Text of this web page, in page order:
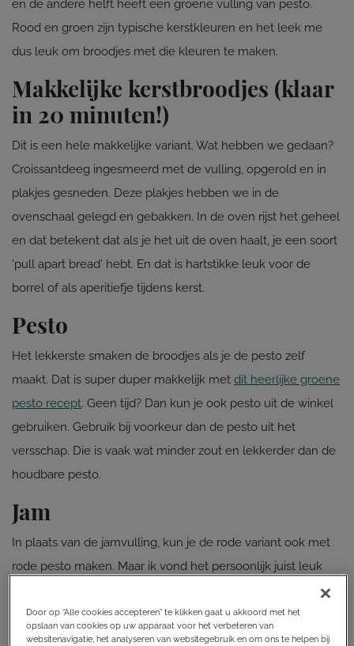
en de andere helft heeft een groene vulling van pesto.
Rood en groen zijn typische kerstkleuren en het leek me
dus leuk om broodjes met die kleuren te maken.
Makkelijke kerstbroodjes (klaar
in 20 minuten!)
Dit is een hele makkelijke variant. Wat hebben we gedaan?
Croissantdeeg ingesmeerd met de vulling, opgerold en in
plakjes gesneden. Deze plakjes hebben we in de
ovenschaal gelegd en gebakken. In de oven rijst het geheel
en dat betekent dat als je het uit de oven haalt, je een soort
'pull apart bread' hebt. En dat is hartstikke leuk voor de
borrel of als aperitiefje tijdens kerst.
Pesto
Het lekkerste smaken de broodjes als je de pesto zelf
maakt. Dat is super duper makkelijk met dit heerlijke groene
pesto recept. Geen tijd? Dan kun je ook pesto uit de winkel
gebruiken. Gebruik bij voorkeur dan de pesto uit het
versschap. Die is vaak wat minder zout en lekkerder dan de
houdbare pesto.
Jam
In plaats van de jamvulling, kun je de rode variant ook met
rode pesto maken. Maar ik vond het persoonlijk juist leuk
om heel andere smaken te hebben :-). Het croissantdeeg
haal je in de supermarkt in het koelschap. Kies bijvoorbeeld
de variant 'supercroissants' zodat je lekker grote plakken
Door op “Alle cookies accepteren” te klikken gaat u akkoord met het
opslaan van cookies op uw apparaat voor het verbeteren van
websitenavigatie, het analyseren van websitegebruik en om ons te helpen bij